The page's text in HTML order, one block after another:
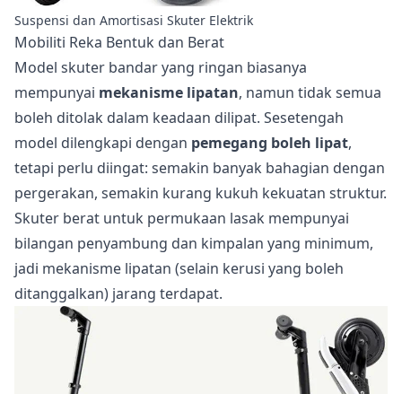
Suspensi dan Amortisasi Skuter Elektrik
Mobiliti Reka Bentuk dan Berat
Model skuter bandar yang ringan biasanya
mempunyai mekanisme lipatan, namun tidak semua
boleh ditolak dalam keadaan dilipat. Sesetengah
model dilengkapi dengan pemegang boleh lipat,
tetapi perlu diingat: semakin banyak bahagian dengan
pergerakan, semakin kurang kukuh kekuatan struktur.
Skuter berat untuk permukaan lasak mempunyai
bilangan penyambung dan kimpalan yang minimum,
jadi mekanisme lipatan (selain kerusi yang boleh
ditanggalkan) jarang terdapat.